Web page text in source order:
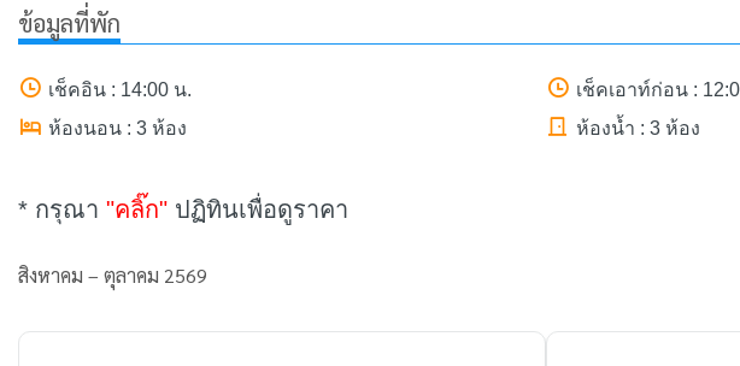
ข้อมูลที่พัก
เช็คอิน : 14:00 น. เช็คเอาท์ก่อน :
ห้องนอน : 3 ห้อง
ห้องน้ำ : 3 ห้อง
* กรุณา "คลิ๊ก" ปฏิทินเพื่อดูราคา
สิงหาคม – ตุลาคม 2569